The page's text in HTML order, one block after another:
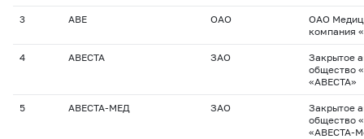
3 АВЕ ОАО
ОАО
компания
4 АВЕСТА ЗАО
Закрытое
общество
«АВЕСТА»
5 АВЕСТА-МЕД ЗАО
Закрытое
общество
«АВЕСТА-